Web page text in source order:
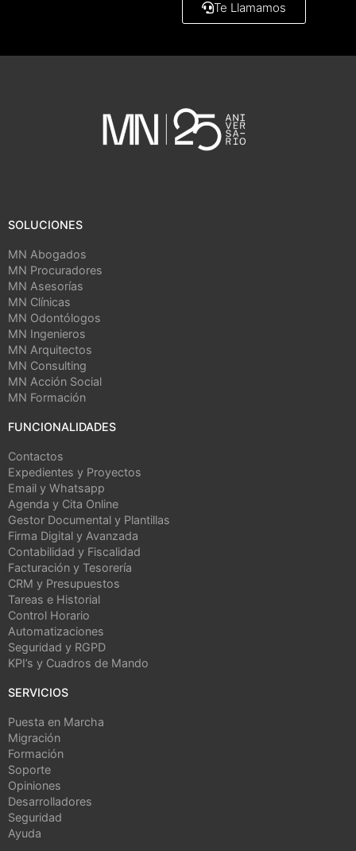
Te Llamamos
SOLUCIONES
MN Abogados
MN Procuradores
MN Asesorías
MN Clínicas
MN Odontólogos
MN Ingenieros
MN Arquitectos
MN Consulting
MN Acción Social
MN Formación
FUNCIONALIDADES
Contactos
Expedientes y Proyectos
Email y Whatsapp
Agenda y Cita Online
Gestor Documental y Plantillas
Firma Digital y Avanzada
Contabilidad y Fiscalidad
Facturación y Tesorería
CRM y Presupuestos
Tareas e Historial
Control Horario
Automatizaciones
Seguridad y RGPD
KPI’s y Cuadros de Mando
SERVICIOS
Puesta en Marcha
Migración
Formación
Soporte
Opiniones
Desarrolladores
Seguridad
Ayuda